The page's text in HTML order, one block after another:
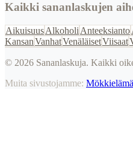
Kaikki sananlaskujen
AikuisuusAlkoholi Anteeksianto
KansanVanhatVenäläisetViisaat
© 2026 Sananlaskuja. Kaikki
Muita sivustojamme: